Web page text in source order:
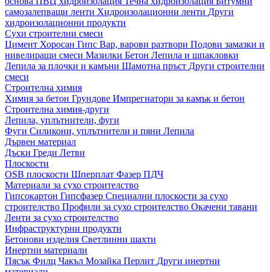
самозалепващи ленти Хидроизолационни ленти Други
хидроизолационни продукти
Сухи строителни смеси
Цимент Хоросан Гипс Вар, варови разтвори Подови замазки и
нивелиращи смеси Мазилки Бетон Лепила и шпакловки
Лепила за плочки и камъни Шамотна пръст Други строителни
смеси
Строителна химия
Химия за бетон Грундове Импрегнатори за камък и бетон
Строителна химия-други
Лепила, уплътнители, фуги
Фуги Силикони, уплътнители и пяни Лепила
Дървен материал
Дъски Греди Летви
Плоскости
OSB плоскости Шперплат Фазер ПДЧ
Материали за сухо строителство
Гипсокартон Гипсфазер Специални плоскости за сухо
строителство Профили за сухо строителство Окачени тавани
Ленти за сухо строителство
Инфраструктурни продукти
Бетонови изделия Светлинни шахти
Инертни материали
Пясък Филц Чакъл Мозайкa Перлит Други инертни